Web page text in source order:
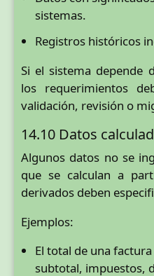
sistemas.
Registros históricos
Si el sistema depende
los requerimientos
validación, revisión o
14.10 Datos
Algunos datos no se
que se calculan a
derivados deben
Ejemplos:
El total de una
subtotal, impuestos,